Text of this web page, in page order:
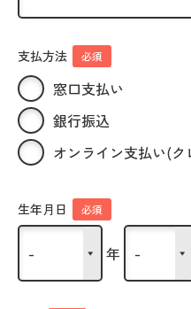
支払方法 必須
窓口支払い
銀行振込
オンライン支払い(
生年月日 必須
年